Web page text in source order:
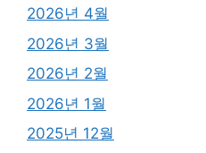
2026년 4월
2026년 3월
2026년 2월
2026년 1월
2025년 12월